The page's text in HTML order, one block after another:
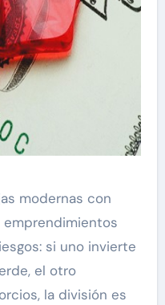
modernas con
si uno invierte
el otro
la división es